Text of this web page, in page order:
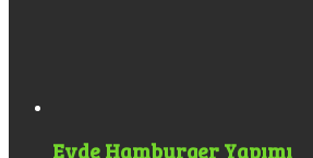
Evde Hamburger Yapımı